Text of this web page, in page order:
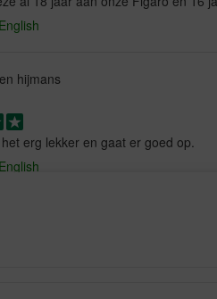
hijmans
erg lekker en gaat er goed op.